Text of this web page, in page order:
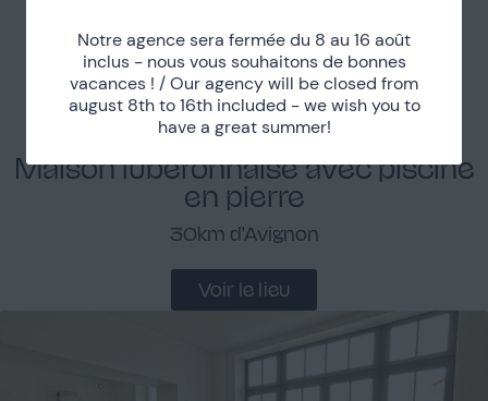
50km d'Aix en Provence et d'Avignon
Voir le lieu
Maison luberonnaise avec piscine
en pierre
30km d'Avignon
Voir le lieu
Notre agence sera fermée du 8 au 16 août
inclus - nous vous souhaitons de bonnes
vacances ! / Our agency will be closed from
august 8th to 16th included - we wish you to
have a great summer!